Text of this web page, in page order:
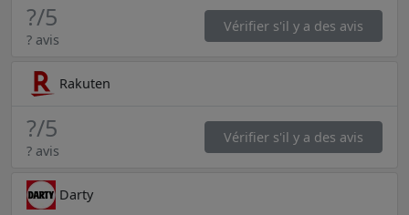
?/5
? avis
Vérifier s'il y a des avis
Rakuten
?/5
? avis
Vérifier s'il y a des avis
Darty